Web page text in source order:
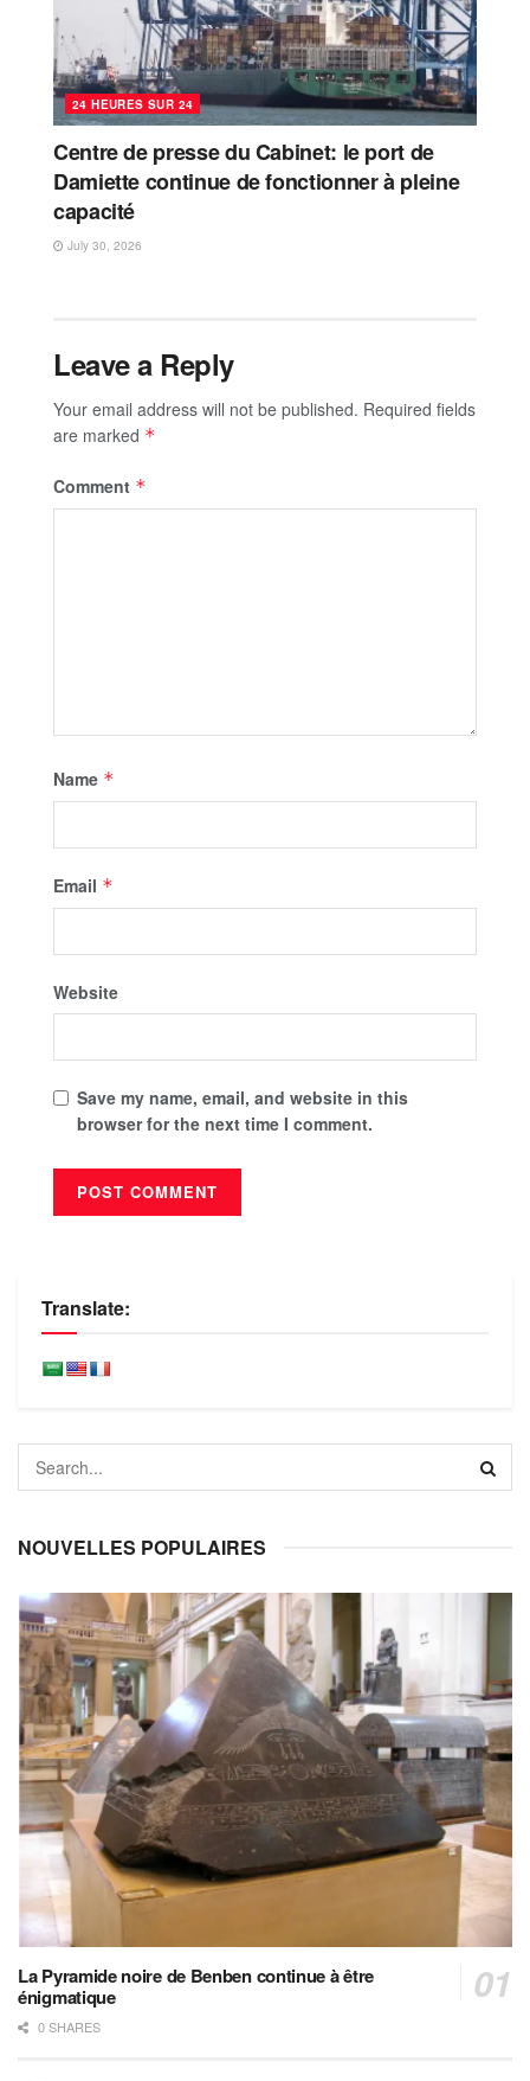
24 HEURES SUR 24
Centre de presse du Cabinet: le port de
Damiette continue de fonctionner à pleine
capacité
July 30, 2026
Leave a Reply
Your email address will not be published. Required fields
are marked *
Comment *
Name *
Email *
Website
Save my name, email, and website in this
browser for the next time I comment.
Translate:
NOUVELLES POPULAIRES
La Pyramide noire de Benben continue à être
énigmatique
0 SHARES